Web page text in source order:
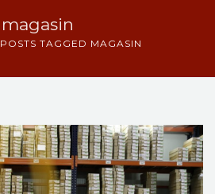
magasin
POSTS TAGGED MAGASIN